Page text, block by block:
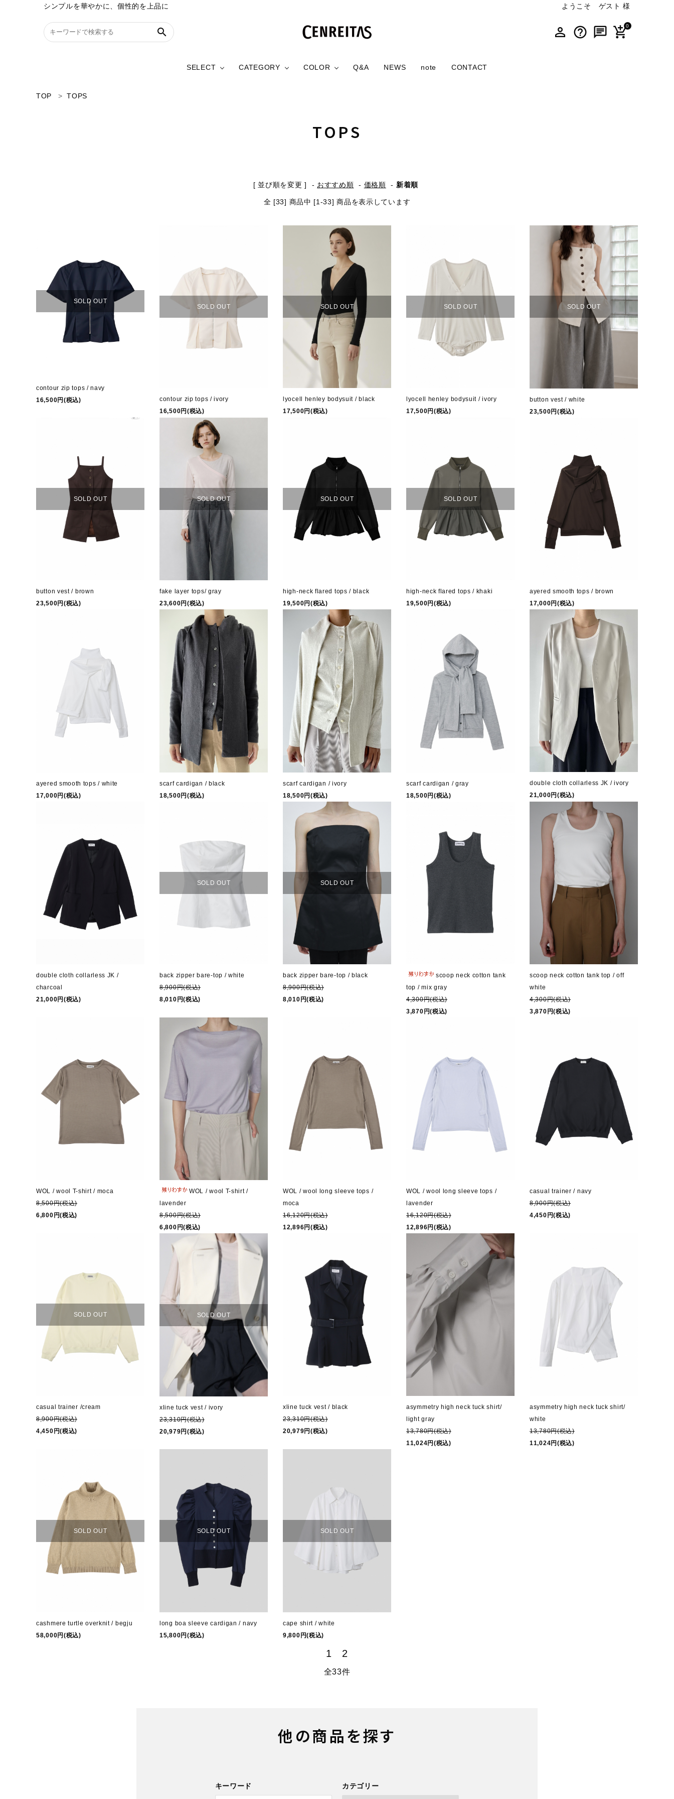
シンプルを華やかに、個性的を上品に ようこそ ゲスト 様
search
ワンピース
person_outline help_outline chat 0
add_shopping_cart
SELECT CATEGORY COLOR Q&A NEWS note CONTACT
TOP TOPS
TOPS
[ 並び順を変更 ] - おすすめ順 - 価格順 - 新着順
全 [33] 商品中 [1-33] 商品を表示しています
SOLD OUT
contour zip tops / navy
16,500円(税込)
SOLD OUT
contour zip tops / ivory
16,500円(税込)
SOLD OUT
lyocell henley bodysuit / black
17,500円(税込)
SOLD OUT
lyocell henley bodysuit / ivory
17,500円(税込)
SOLD OUT
button vest / white
23,500円(税込)
SOLD OUT
button vest / brown
23,500円(税込)
SOLD OUT
fake layer tops/ gray
23,600円(税込)
SOLD OUT
high-neck flared tops / black
19,500円(税込)
SOLD OUT
high-neck flared tops / khaki
19,500円(税込)
ayered smooth tops / brown
17,000円(税込)
ayered smooth tops / white
17,000円(税込)
scarf cardigan / black
18,500円(税込)
scarf cardigan / ivory
18,500円(税込)
scarf cardigan / gray
18,500円(税込)
double cloth collarless JK / ivory
21,000円(税込)
double cloth collarless JK /
charcoal
21,000円(税込)
SOLD OUT
back zipper bare-top / white
8,900円(税込)
8,010円(税込)
SOLD OUT
back zipper bare-top / black
8,900円(税込)
8,010円(税込)
scoop neck cotton tank
top / mix gray
4,300円(税込)
3,870円(税込)
scoop neck cotton tank top / off
white
4,300円(税込)
3,870円(税込)
WOL / wool T-shirt / moca
8,500円(税込)
6,800円(税込)
WOL / wool T-shirt /
lavender
8,500円(税込)
6,800円(税込)
WOL / wool long sleeve tops /
moca
16,120円(税込)
12,896円(税込)
WOL / wool long sleeve tops /
lavender
16,120円(税込)
12,896円(税込)
casual trainer / navy
8,900円(税込)
4,450円(税込)
SOLD OUT
casual trainer /cream
8,900円(税込)
4,450円(税込)
SOLD OUT
xline tuck vest / ivory
23,310円(税込)
20,979円(税込)
xline tuck vest / black
23,310円(税込)
20,979円(税込)
asymmetry high neck tuck shirt/
light gray
13,780円(税込)
11,024円(税込)
asymmetry high neck tuck shirt/
white
13,780円(税込)
11,024円(税込)
SOLD OUT
cashmere turtle overknit / begju
58,000円(税込)
SOLD OUT
long boa sleeve cardigan / navy
15,800円(税込)
SOLD OUT
cape shirt / white
9,800円(税込)
1 2
全33件
他の商品を探す
キーワード カテゴリー